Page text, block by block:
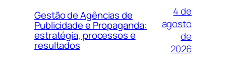
Gestão de Agências de
Publicidade e Propaganda:
estratégia, processos e
resultados
4 de
agosto
de
2026